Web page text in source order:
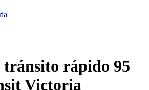
tránsito rápido 95
Victoria